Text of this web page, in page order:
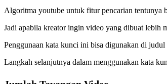
Algoritma youtube untuk fitur pencarian tentunya
Jadi apabila kreator ingin video yang dibuat lebih
Penggunaan kata kunci ini bisa digunakan di
Langkah selanjutnya dalam menggunakan kata